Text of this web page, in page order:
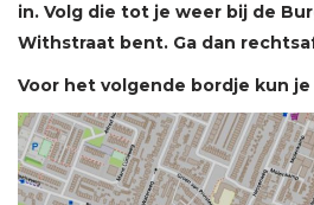
in. Volg die tot je weer bij de
Withstraat bent. Ga dan
Voor het volgende bordje kun